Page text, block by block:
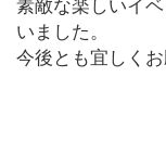
素敵な楽しいイ
いました。
今後とも宜しくお